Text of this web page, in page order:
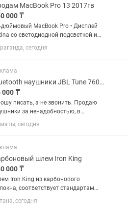
MacBook Pro 13 2017гв
000 ₸
дюймовый MacBook Pro • Дисплей
со светодиодной подсветкой и
IPS диагональю 13,3
2560 х 1600 пикселей •
ГГц с памятью eDRAM 64 МБ...
сегодня
Bluetooth наушники JBL Tune 760NC, White
000 ₸
писать, а не звонить. Продаю
за ненадобностью, в
были всего пару раз,
торг. Комплект полный:
A - USB Type-C, кабель jack...
сегодня
шлем Iron King
000 ₸
Iron King из карбонового
соответствует стандартам
DOT и 3С, черно-золотой.
2XL (63-64 см). Встроенный
сегодня